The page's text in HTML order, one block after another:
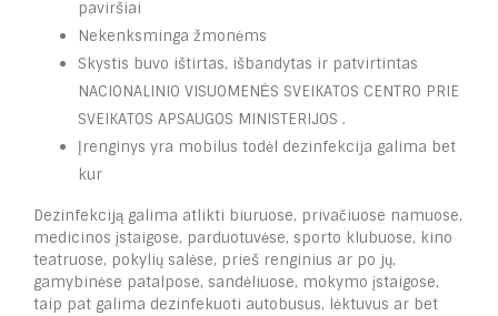
paviršiai
Nekenksminga žmonėms
Skystis buvo ištirtas, išbandytas ir patvirtintas
NACIONALINIO VISUOMENĖS SVEIKATOS CENTRO PRIE
SVEIKATOS APSAUGOS MINISTERIJOS .
Įrenginys yra mobilus todėl dezinfekcija galima bet
kur
Dezinfekciją galima atlikti biuruose, privačiuose namuose,
medicinos įstaigose, parduotuvėse, sporto klubuose, kino
teatruose, pokylių salėse, prieš renginius ar po jų,
gamybinėse patalpose, sandėliuose, mokymo įstaigose,
taip pat galima dezinfekuoti autobusus, lėktuvus ar bet